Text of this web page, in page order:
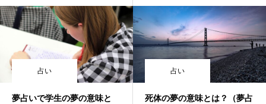
占い
夢占いで学生の夢の意味と
占い
死体の夢の意味とは？（夢占